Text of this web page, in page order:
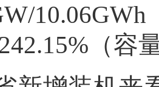
（容